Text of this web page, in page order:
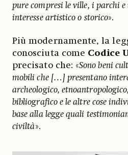
pure compresi le ville, i parchi
interesse artistico o storico».
Più modernamente, la
conosciuta come Codice
precisato che: «Sono beni
mobili che […] presentano
archeologico,
bibliografico e le altre cose
base alla legge quali
civiltà».